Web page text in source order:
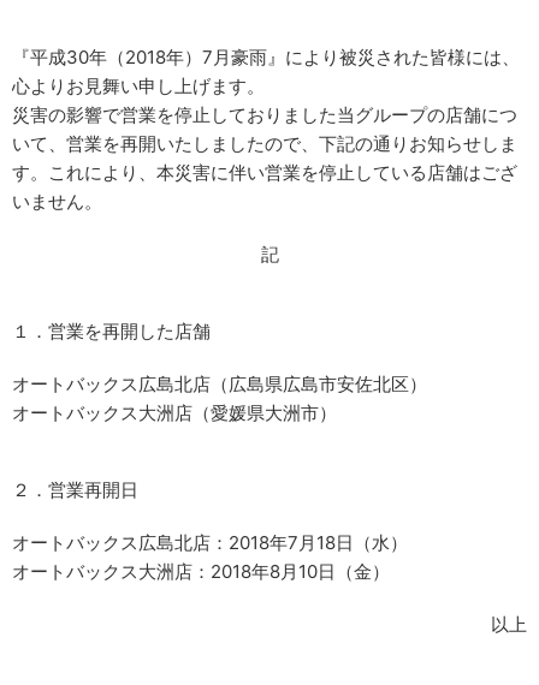
『平成30年（2018年）7月豪雨』により被災された皆様には、
心よりお見舞い申し上げます。
災害の影響で営業を停止しておりました当グループの店舗につ
いて、営業を再開いたしましたので、下記の通りお知らせしま
す。これにより、本災害に伴い営業を停止している店舗はござ
いません。
記
１．営業を再開した店舗
オートバックス広島北店（広島県広島市安佐北区）
オートバックス大洲店（愛媛県大洲市）
２．営業再開日
オートバックス広島北店：2018年7月18日（水）
オートバックス大洲店：2018年8月10日（金）
以上